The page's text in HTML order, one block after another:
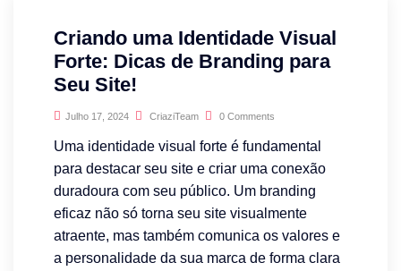
Criando uma Identidade Visual
Forte: Dicas de Branding para
Seu Site!
Julho 17, 2024 CriaziTeam 0 Comments
Uma identidade visual forte é fundamental
para destacar seu site e criar uma conexão
duradoura com seu público. Um branding
eficaz não só torna seu site visualmente
atraente, mas também comunica os valores e
a personalidade da sua marca de forma clara